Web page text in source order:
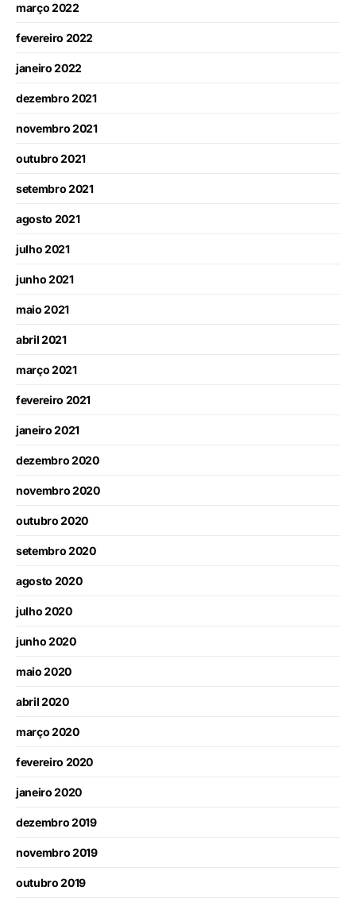
março 2022
fevereiro 2022
janeiro 2022
dezembro 2021
novembro 2021
outubro 2021
setembro 2021
agosto 2021
julho 2021
junho 2021
maio 2021
abril 2021
março 2021
fevereiro 2021
janeiro 2021
dezembro 2020
novembro 2020
outubro 2020
setembro 2020
agosto 2020
julho 2020
junho 2020
maio 2020
abril 2020
março 2020
fevereiro 2020
janeiro 2020
dezembro 2019
novembro 2019
outubro 2019